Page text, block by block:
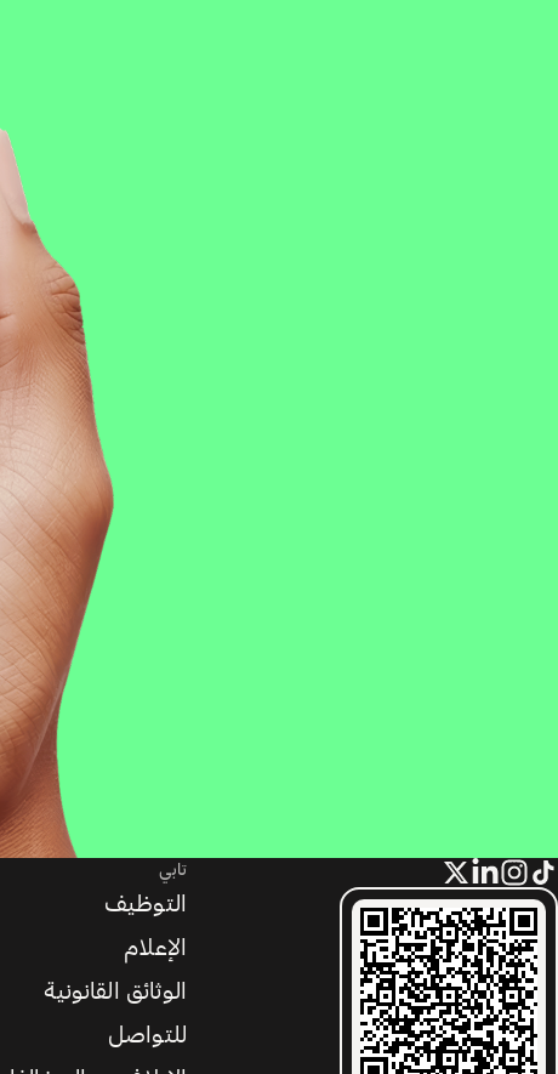
تابي
التوظيف
الإعلام
الوثائق القانونية
للتواصل